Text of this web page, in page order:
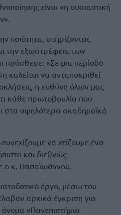
είναι «η ουσιαστική
ποιότητα, στηρίζοντας
την εξωστρέφεια των
πρόσθεσε: «Σε μια περίοδο
καλείται να ανταποκριθεί
η ευθύνη όλων μας
κάθε πρωτοβουλία που
στα υψηλότερα ακαδημαϊκά
να χτίζουμε ένα
και διεθνώς
ο κ. Παπαϊωάννου.
έργο, μέσω του
αρχικά έγκριση για
«Πανεπιστήμια